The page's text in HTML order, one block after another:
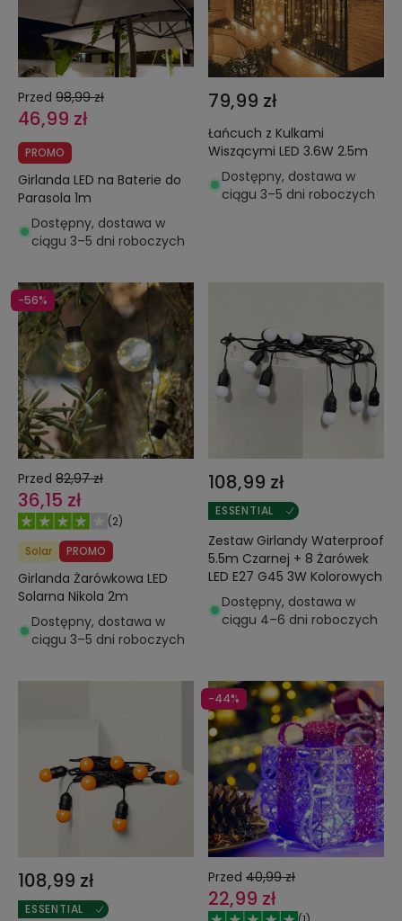
Przed 98,99 zł
46,99 zł
PROMO
Girlanda LED na Baterie do
Parasola 1m
Dostępny, dostawa w
ciągu 3–5 dni roboczych
79,99 zł
Łańcuch z Kulkami
Wiszącymi LED 3.6W 2.5m
Dostępny, dostawa w
ciągu 3–5 dni roboczych
-56%
Przed 82,97 zł
36,15 zł
(2)
Solar
PROMO
Girlanda Żarówkowa LED
Solarna Nikola 2m
Dostępny, dostawa w
ciągu 3–5 dni roboczych
108,99 zł
ESSENTIAL
Zestaw Girlandy Waterproof
5.5m Czarnej + 8 Żarówek
LED E27 G45 3W Kolorowych
Dostępny, dostawa w
ciągu 4–6 dni roboczych
108,99 zł
ESSENTIAL
-44%
Przed 40,99 zł
22,99 zł